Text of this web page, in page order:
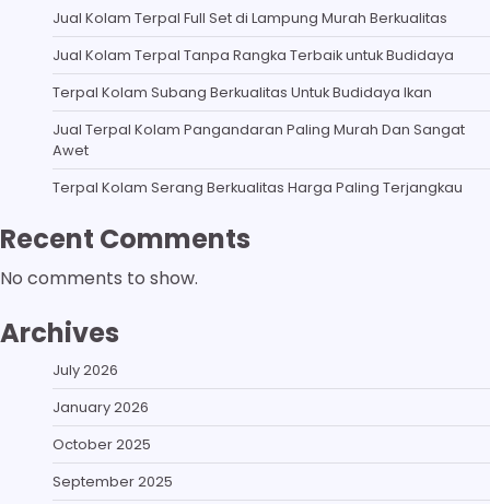
Jual Kolam Terpal Full Set di Lampung Murah Berkualitas
Jual Kolam Terpal Tanpa Rangka Terbaik untuk Budidaya
Terpal Kolam Subang Berkualitas Untuk Budidaya Ikan
Jual Terpal Kolam Pangandaran Paling Murah Dan Sangat
Awet
Terpal Kolam Serang Berkualitas Harga Paling Terjangkau
Recent Comments
No comments to show.
Archives
July 2026
January 2026
October 2025
September 2025